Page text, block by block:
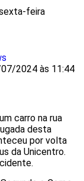
feira
2024 às 11:44
carro na rua
desta
por volta
da Unicentro.